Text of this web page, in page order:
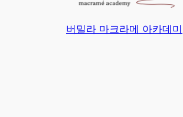
버밀라 마크라메 아카데미